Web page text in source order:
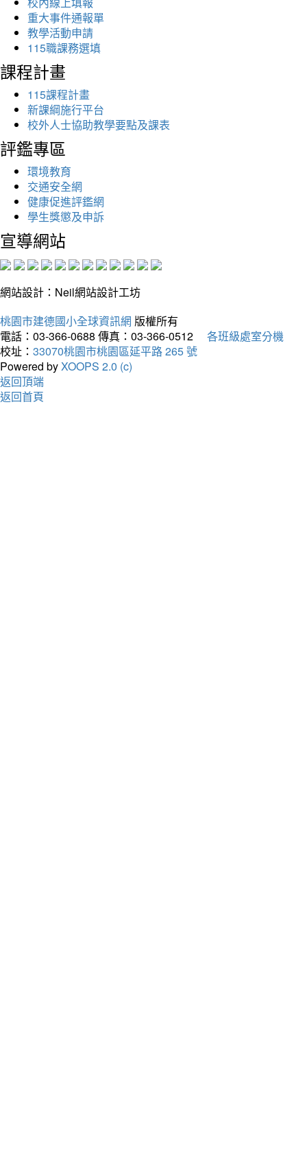
重大事件通報單
教學活動申請
115職課務選填
課程計畫
115課程計畫
新課綱施行平台
校外人士協助教學要點及課表
評鑑專區
環境教育
交通安全網
健康促進評鑑網
學生獎懲及申訴
宣導網站
網站設計：Neil網站設計工坊
桃園市建德國小全球資訊網 版權所有
電話：03-366-0688 傳真：03-366-0512
各班級處室分機
校址： 33070桃園市桃園區延平路 265 號
Powered byXOOPS 2.0 (c)
返回頂端
返回首頁